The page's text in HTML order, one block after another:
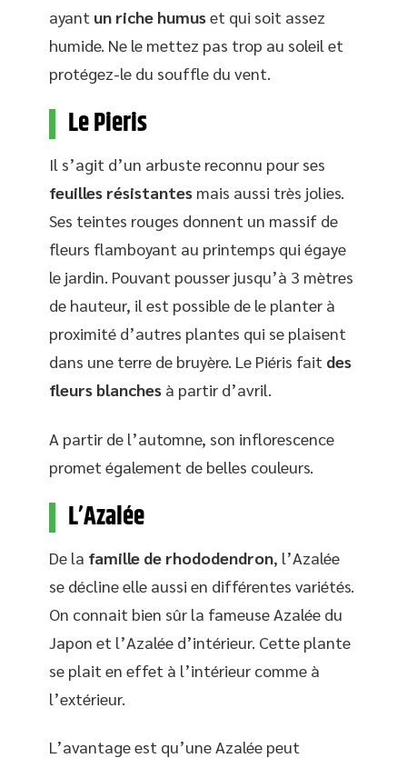
ayant un riche humuset qui soit assez
humide. Ne le mettez pas trop au soleil et
protégez-le du souffle du vent.
Le Pieris
Il s’agit d’un arbuste reconnu pour ses
feuilles résistantes mais aussi très jolies.
Ses teintes rouges donnent un massif de
fleurs flamboyant au printemps qui égaye
le jardin. Pouvant pousser jusqu’à 3 mètres
de hauteur, il est possible de le planter à
proximité d’autres plantes qui se plaisent
dans une terre de bruyère. Le Piéris fait des
fleurs blanches à partir d’avril.
A partir de l’automne, son inflorescence
promet également de belles couleurs.
L’Azalée
De la famille de rhododendron, l’Azalée
se décline elle aussi en différentes variétés.
On connait bien sûr la fameuse Azalée du
Japon et l’Azalée d’intérieur. Cette plante
se plait en effet à l’intérieur comme à
l’extérieur.
L’avantage est qu’une Azalée peut